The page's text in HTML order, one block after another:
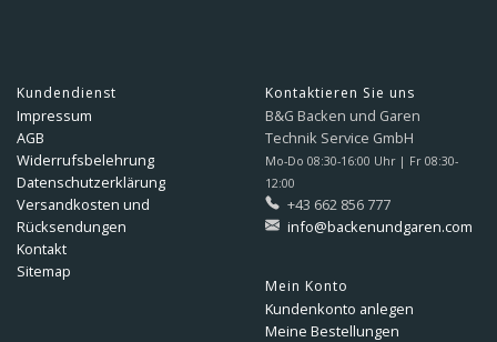
Kundendienst
Impressum
AGB
Widerrufsbelehrung
Datenschutzerklärung
Versandkosten und
Rücksendungen
Kontakt
Sitemap
Kontaktieren Sie uns
B&G Backen und Garen
Technik Service GmbH
Mo-Do 08:30-16:00 Uhr | Fr 08:30-
12:00
+43 662 856 777
info@backenundgaren.com
Mein Konto
Kundenkonto anlegen
Meine Bestellungen